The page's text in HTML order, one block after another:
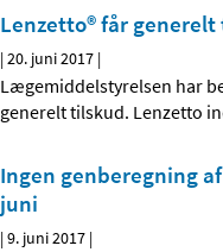
Lenzetto® får
|20. juni 2017 |
Lægemiddelstyrelsen har
generelt tilskud. Lenzetto
Ingen genberegning
juni
|9. juni 2017 |